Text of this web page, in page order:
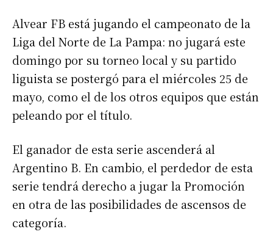
Alvear FB está jugando el campeonato de la
Liga del Norte de La Pampa: no jugará este
domingo por su torneo local y su partido
liguista se postergó para el miércoles 25 de
mayo, como el de los otros equipos que están
peleando por el título.
El ganador de esta serie ascenderá al
Argentino B. En cambio, el perdedor de esta
serie tendrá derecho a jugar la Promoción
en otra de las posibilidades de ascensos de
categoría.